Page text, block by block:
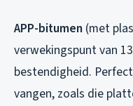
APP-bitumen (met
verwekingspunt van
bestendigheid.
vangen, zoals die